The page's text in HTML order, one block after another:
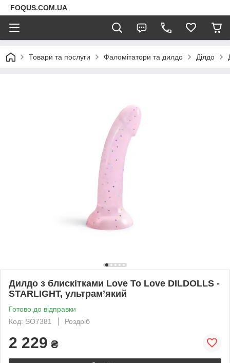
FOQUS.COM.UA
Товари та послуги Фаломітатори та дилдо Ділдо
Дилдо з блискітками Love To Love DILDOLLS -
STARLIGHT, ультрам’який
Готово до відправки
Код: SO7381
Роздріб
2 229 ₴